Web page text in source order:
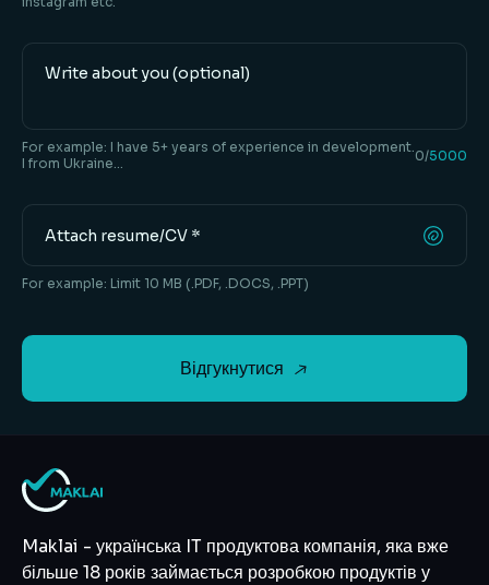
Personal
information:
For example: I have 5+ years of experience in development.
I from Ukraine...
0/5000
Attach resume/CV *
For example: Limit 10 MB (.PDF, .DOCS, .PPT)
Відгукнутися
Information
about
company
Maklai
Company
description
Maklai - українська IT продуктова компанія, яка вже
більше 18 років займається розробкою продуктів у